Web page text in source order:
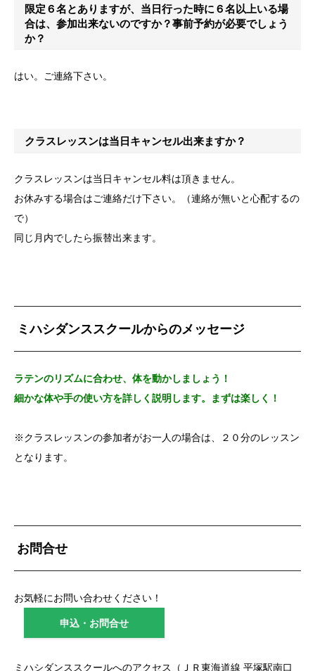
限定６名とありますが、当日行った時に６名以上いる場
合は、参加出来ないのですか？事前予約が必要でしょう
か？
はい。ご連絡下さい。
クラスレッスンは当日キャンセル出来ますか？
クラスレッスンは当日キャンセル料は頂きません。
お休みする場合はご連絡だけ下さい。（連絡が無いと心配するの
で）
同じ月内でしたら振替出来ます。
ミハシダンススクールからのメッセージ
ラテンのリズムに合わせ、体を動かしましょう！
細かな体や手の使い方を詳しく説明します。まずは楽しく！
※クラスレッスンの参加者がお一人の場合は、２０分のレッスン
となります。
お問合せ
お気軽にお問い合わせください！
申込・お問合せ
ミハシダンススクールへのアクセス（ＪＲ東海道線 平塚駅南口